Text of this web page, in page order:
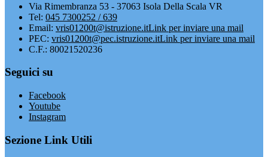
Via Rimembranza 53 - 37063 Isola Della Scala VR
Tel: 045 7300252 / 639
Email: vris01200t@istruzione.itLink per inviare una mail
PEC: vris01200t@pec.istruzione.itLink per inviare una mail
C.F.: 80021520236
Seguici su
Facebook
Youtube
Instagram
Sezione Link Utili